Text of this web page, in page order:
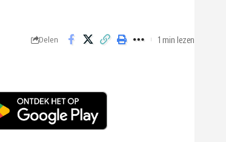
Delen 1 min lezen